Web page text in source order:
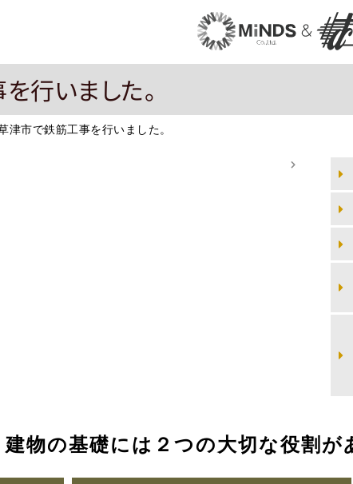
行いました。
津市で鉄筋工事を行いました。
建物の基礎には２つの大切な役割が